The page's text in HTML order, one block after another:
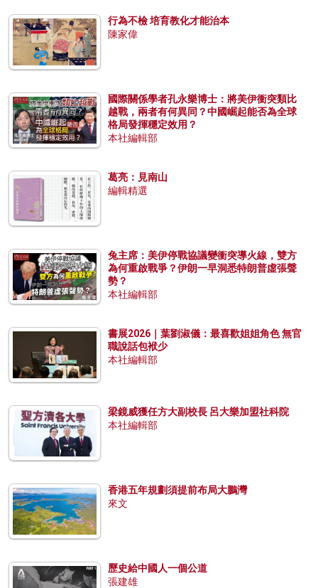
行為不檢 培育教化才能治本
陳家偉
國際關係學者孔永樂博士：將美伊衝突類比
越戰，兩者有何異同？中國崛起能否為全球
格局發揮穩定效用？
本社編輯部
葛亮：見南山
編輯精選
兔主席：美伊停戰協議變衝突導火線，雙方
為何重啟戰爭？伊朗一早洞悉特朗普虛張聲
勢？
本社編輯部
書展2026｜葉劉淑儀：最喜歡姐姐角色 無官
職說話包袱少
本社編輯部
梁鏡威獲任方大副校長 呂大樂加盟社科院
本社編輯部
香港五年規劃須提前布局大鵬灣
來文
歷史給中國人一個公道
張建雄